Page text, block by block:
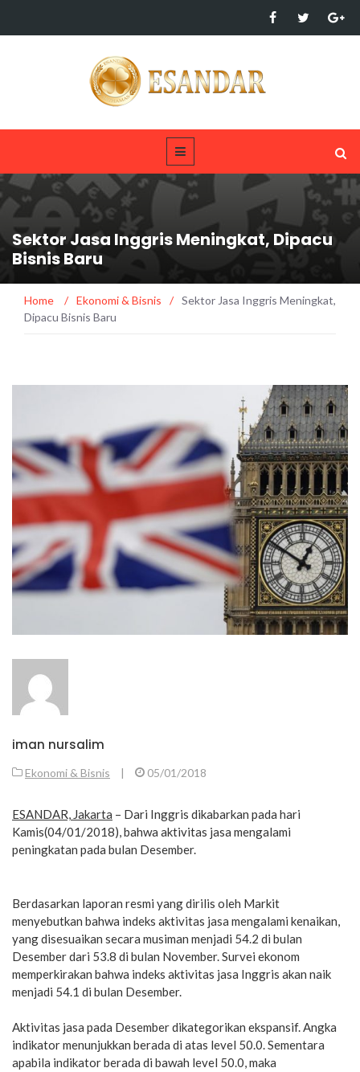
Sektor Jasa Inggris Meningkat, Dipacu
Bisnis Baru
Home / Ekonomi & Bisnis / Sektor Jasa Inggris Meningkat,
Dipacu Bisnis Baru
iman nursalim
Ekonomi & Bisnis | 05/01/2018
ESANDAR, Jakarta – Dari Inggris dikabarkan pada hari
Kamis(04/01/2018), bahwa aktivitas jasa mengalami
peningkatan pada bulan Desember.
Berdasarkan laporan resmi yang dirilis oleh Markit
menyebutkan bahwa indeks aktivitas jasa mengalami kenaikan,
yang disesuaikan secara musiman menjadi 54.2 di bulan
Desember dari 53.8 di bulan November. Survei ekonom
memperkirakan bahwa indeks aktivitas jasa Inggris akan naik
menjadi 54.1 di bulan Desember.
Aktivitas jasa pada Desember dikategorikan ekspansif. Angka
indikator menunjukkan berada di atas level 50.0. Sementara
apabila indikator berada di bawah level 50.0, maka